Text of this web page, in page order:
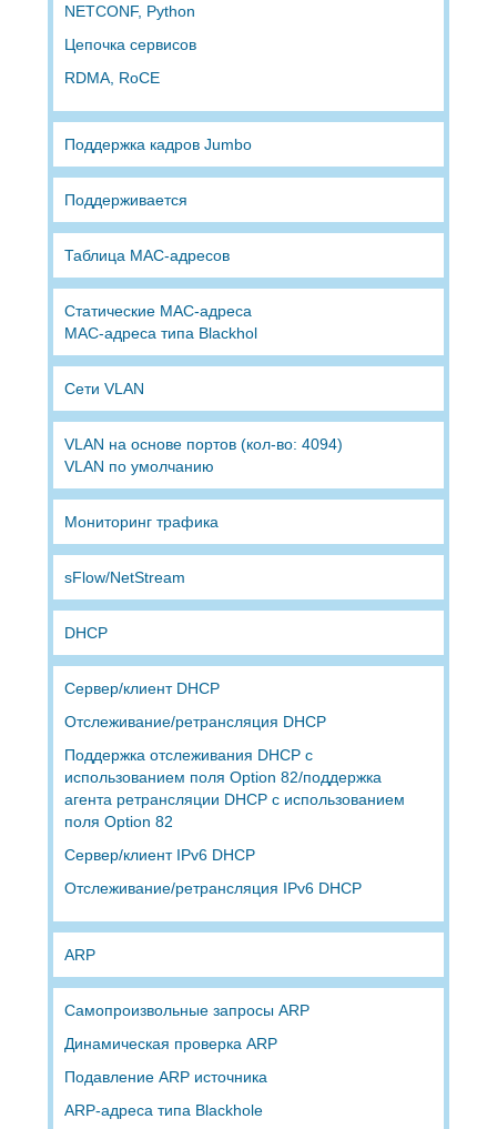
NETCONF, Python
Цепочка сервисов
RDMA, RoCE
Поддержка кадров Jumbo
Поддерживается
Таблица MAC-адресов
Статические MAC-адреса
MAC-адреса типа Blackhol
Сети VLAN
VLAN на основе портов (кол-во: 4094)
VLAN по умолчанию
Мониторинг трафика
sFlow/NetStream
DHCP
Сервер/клиент DHCP
Отслеживание/ретрансляция DHCP
Поддержка отслеживания DHCP с
использованием поля Option 82/поддержка
агента ретрансляции DHCP с использованием
поля Option 82
Сервер/клиент IPv6 DHCP
Отслеживание/ретрансляция IPv6 DHCP
ARP
Самопроизвольные запросы ARP
Динамическая проверка ARP
Подавление ARP источника
ARP-адреса типа Blackhole